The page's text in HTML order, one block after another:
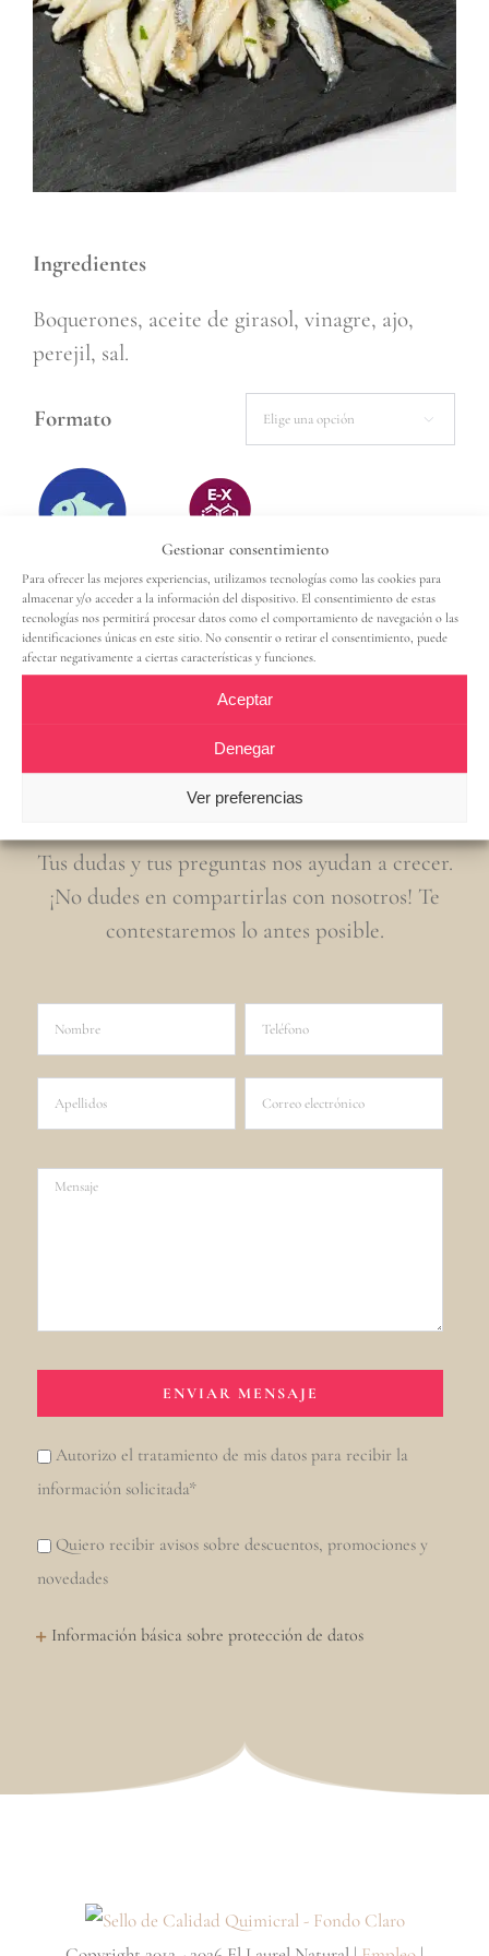
Gestionar consentimiento
Para ofrecer las mejores experiencias, utilizamos tecnologías como las cookies para
almacenar y/o acceder a la información del dispositivo. El consentimiento de estas
tecnologías nos permitirá procesar datos como el comportamiento de navegación o las
identificaciones únicas en este sitio. No consentir o retirar el consentimiento, puede
afectar negativamente a ciertas características y funciones.
Aceptar
Denegar
Ver preferencias
Ingredientes
Boquerones, aceite de girasol, vinagre, ajo,
perejil, sal.
Formato 
Contacta con nosotros
Tus dudas y tus preguntas nos ayudan a crecer.
¡No dudes en compartirlas con nosotros! Te
contestaremos lo antes posible.
Autorizo el tratamiento de mis datos para recibir la
información solicitada*
Quiero recibir avisos sobre descuentos, promociones y
novedades
Información básica sobre protección de datos